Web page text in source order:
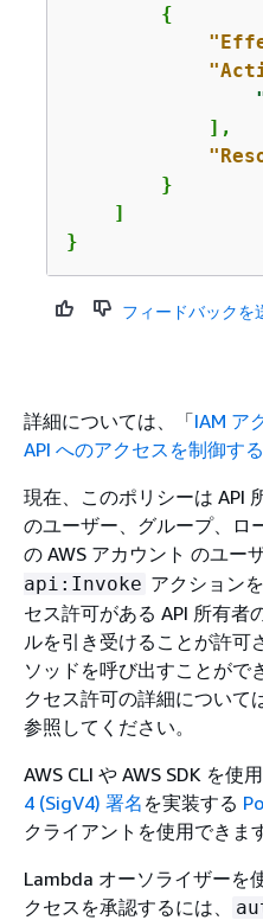
{
            ],
        }
    ]
}
フィードバックを
詳細については、「IAM ア
API へのアクセスを制御する
現在、このポリシーは API
のユーザー、グループ、ロ
の AWS アカウント のユーザ
api:Invoke アクション
セス許可がある API 所有者
ルを引き受けることが許可
ソッドを呼び出すことがで
クセス許可の詳細について
参照してください。
AWS CLI や AWS SDK を使
4 (SigV4) 署名 を実装する
クライアントを使用できま
Lambda オーソライザーを
クセスを承認するには、